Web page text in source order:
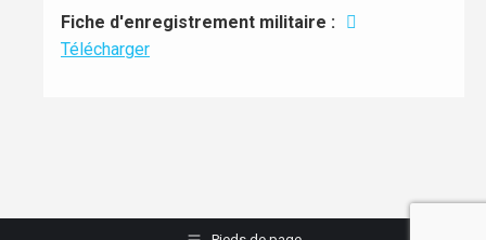
Fiche d'enregistrement militaire :
Télécharger